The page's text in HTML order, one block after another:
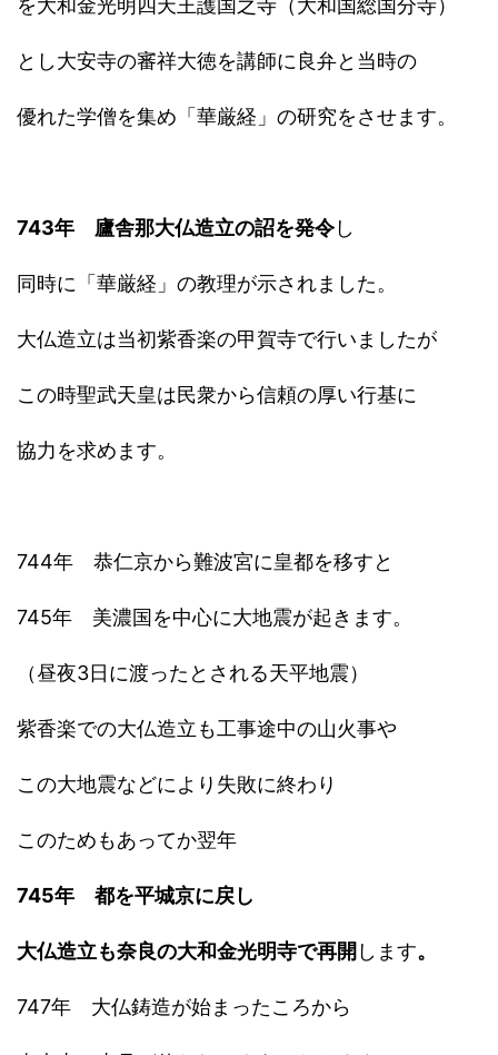
とし大安寺の審祥大徳を講師に良弁と当時の
優れた学僧を集め「華厳経」の研究をさせます。
743年 廬舎那大仏造立の詔を発令し
同時に「華厳経」の教理が示されました。
大仏造立は当初紫香楽の甲賀寺で行いましたが
この時聖武天皇は民衆から信頼の厚い行基に
協力を求めます。
744年 恭仁京から難波宮に皇都を移すと
745年 美濃国を中心に大地震が起きます。
（昼夜3日に渡ったとされる天平地震）
紫香楽での大仏造立も工事途中の山火事や
この大地震などにより失敗に終わり
このためもあってか翌年
745年 都を平城京に戻し
大仏造立も奈良の大和金光明寺で再開 します。
747年 大仏鋳造が始まったころから